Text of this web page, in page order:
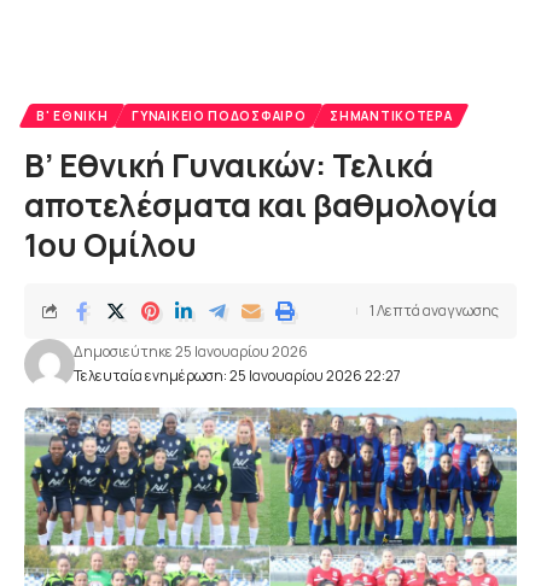
Β' ΕΘΝΙΚΉ ΓΥΝΑΙΚΕΊΟ ΠΟΔΌΣΦΑΙΡΟ ΣΗΜΑΝΤΙΚΌΤΕΡΑ
Β’ Εθνική Γυναικών: Τελικά
αποτελέσματα και βαθμολογία
1ου Ομίλου
Τελευταία ενημέρωση: 25 Ιανουαρίου 2026 22:27
Δημοσιεύτηκε 25 Ιανουαρίου 2026
1 Λεπτά αναγνωσης